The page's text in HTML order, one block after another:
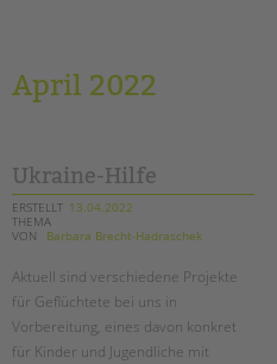
Grundschulen
Förderzentren
Kollegs
EFöB
Tagesgruppen
HILFEN ZUR ERZIEHUNG
Suchen
April 2022
Ukraine-Hilfe
ERSTELLT 13.04.2022
THEMA
VON
Barbara Brecht-Hadraschek
Aktuell sind verschiedene Projekte
für Geflüchtete bei uns in
Vorbereitung, eines davon konkret
für Kinder und Jugendliche mit